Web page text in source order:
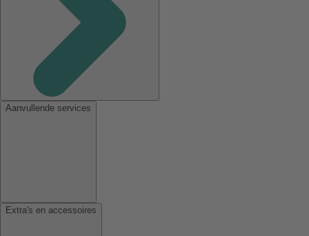
Aanvullende services
Extra's en accessoires